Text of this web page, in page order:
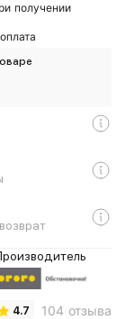
получении
4.7 104 отзыва